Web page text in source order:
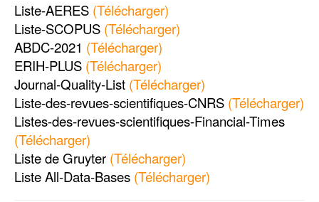
Liste-AERES (Télécharger)
Liste-SCOPUS (Télécharger)
ABDC-2021 (Télécharger)
ERIH-PLUS (Télécharger)
Journal-Quality-List (Télécharger)
Liste-des-revues-scientifiques-CNRS (Télécharger)
Listes-des-revues-scientifiques-Financial-Times
(Télécharger)
Liste de Gruyter (Télécharger)
ListeAll-Data-Bases (Télécharger)